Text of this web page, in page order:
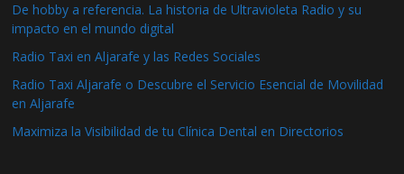
De hobby a referencia. La historia de Ultravioleta Radio y su
impacto en el mundo digital
Radio Taxi en Aljarafe y las Redes Sociales
Radio Taxi Aljarafe o Descubre el Servicio Esencial de Movilidad
en Aljarafe
Maximiza la Visibilidad de tu Clínica Dental en Directorios